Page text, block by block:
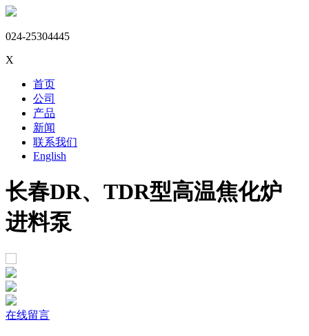
024-25304445
X
首页
公司
产品
新闻
联系我们
English
长春DR、TDR型高温焦化炉
进料泵
在线留言